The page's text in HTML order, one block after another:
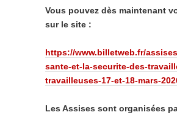
Vous pouvez dès maintenant
sur le site :
https://www.billetweb.fr/
sante-et-la-securite-des-
travailleuses-17-et-18-mars-
Les Assises sont organisées